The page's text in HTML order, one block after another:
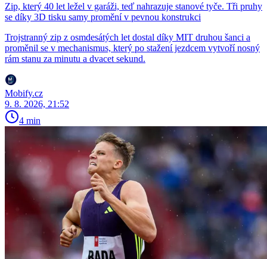
Zip, který 40 let ležel v garáži, teď nahrazuje stanové tyče. Tři pruhy
se díky 3D tisku samy promění v pevnou konstrukci
Trojstranný zip z osmdesátých let dostal díky MIT druhou šanci a
proměnil se v mechanismus, který po stažení jezdcem vytvoří nosný
rám stanu za minutu a dvacet sekund.
Mobify.cz
9. 8. 2026, 21:52
4 min